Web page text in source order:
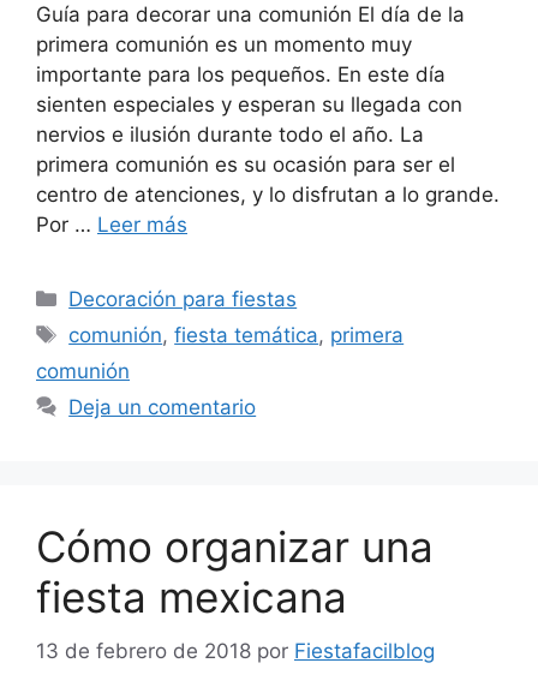
Guía para decorar una comunión El día de la
primera comunión es un momento muy
importante para los pequeños. En este día
sienten especiales y esperan su llegada con
nervios e ilusión durante todo el año. La
primera comunión es su ocasión para ser el
centro de atenciones, y lo disfrutan a lo grande.
Por … Leer más
Categorías
Decoración para fiestas
Etiquetas
comunión,fiesta temática, primera
comunión
Deja un comentario
Cómo organizar una
fiesta mexicana
13 de febrero de 2018 por Fiestafacilblog